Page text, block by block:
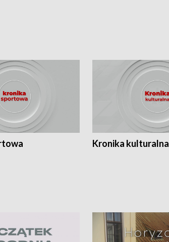
Kronika kulturalna